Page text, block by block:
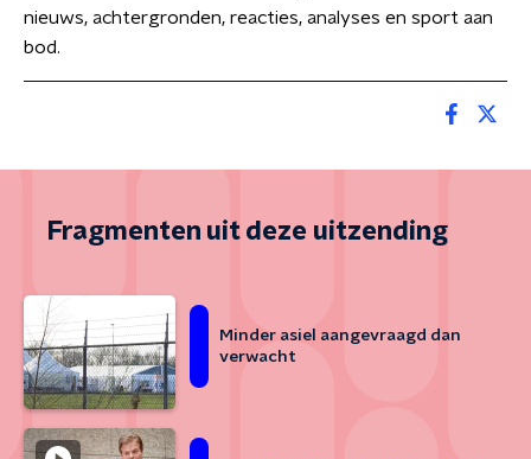
nieuws, achtergronden, reacties, analyses en sport aan
bod.
Fragmenten uit deze uitzending
Minder asiel aangevraagd dan
verwacht